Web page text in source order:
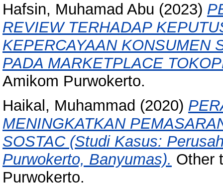
Hafsin, Muhamad Abu (2023)
REVIEW TERHADAP
KEPERCAYAAN KONSUMEN
PADA MARKETPLACE
Amikom Purwokerto.
Haikal, Muhammad (2020)
MENINGKATKAN
SOSTAC (Studi Kasus:
Purwokerto, Banyumas). Other
Purwokerto.